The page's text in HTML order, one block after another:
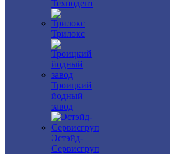
Технодент
Трилокс
Троицкий
йодный
завод
Эстэйд-
Сервисгруп